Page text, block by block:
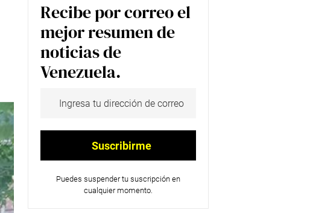
Recibe por correo el
mejor resumen de
noticias de
Venezuela.
Puedes suspender tu suscripción en
cualquier momento.